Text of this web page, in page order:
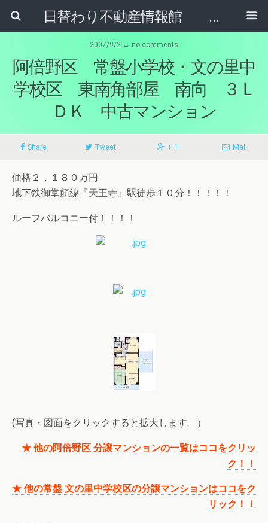
日替わり不動産情報館 リア･ライブログ
2007/9/2 ↔ no comments
阿倍野区 常盤小学校・文の里中
学校区 東南角部屋 南向 ３Ｌ
ＤＫ 中古マンション
Share Tweet + 1 Mail
価格２，１８０万円
地下鉄御堂筋線『天王寺』駅徒歩１０分！！！！！
ルーフバルコニー付！！！！
(写真・図面をクリックすると拡大します。）
★ 他の阿倍野区 分譲マンションの一覧はココをクリッ
ク！！
★ 他の常盤 文の里中学校区の分譲マンションはココをク
リック！！